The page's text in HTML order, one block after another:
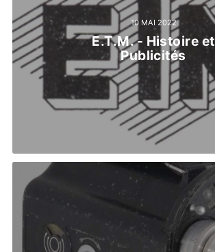
10 MAI 2022
E.T.M. - Histoire et
Publicités